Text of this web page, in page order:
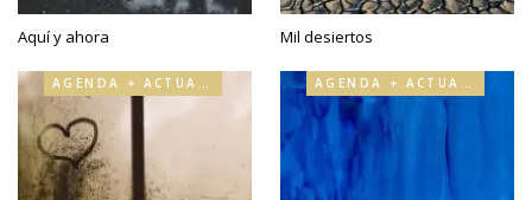
Aquí y ahora Mil desiertos
AGENDA + ACTUALIDAD AGENDA + ACTUALIDAD